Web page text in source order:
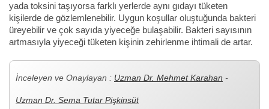
yada toksini taşıyorsa farklı yerlerde aynı gıdayı tüketen
kişilerde de gözlemlenebilir. Uygun koşullar oluştuğunda bakteri
üreyebilir ve çok sayıda yiyeceğe bulaşabilir. Bakteri sayısının
artmasıyla yiyeceği tüketen kişinin zehirlenme ihtimali de artar.
İnceleyen ve Onaylayan : Uzman Dr. Mehmet Karahan -
Uzman Dr. Sema Tutar Pişkinsüt